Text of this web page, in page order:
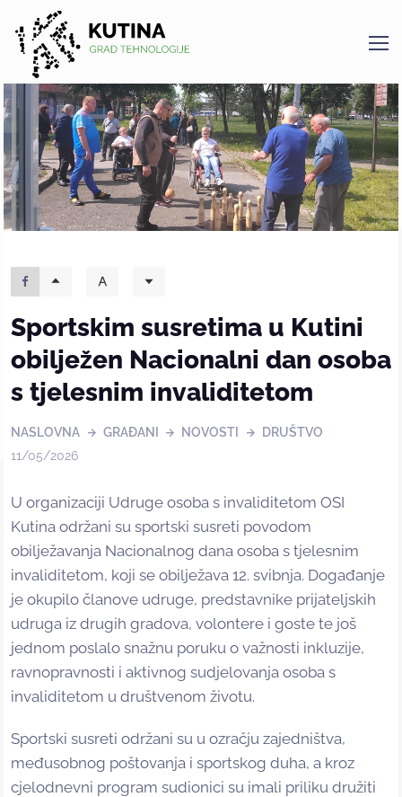
Kutina
Sportskim susretima u Kutini
obilježen Nacionalni dan osoba
s tjelesnim invaliditetom
NASLOVNA GRAĐANI NOVOSTI
DRUŠTVO
11/05/2026
U organizaciji Udruge osoba s invaliditetom OSI
Kutina održani su sportski susreti povodom
obilježavanja Nacionalnog dana osoba s tjelesnim
invaliditetom, koji se obilježava 12. svibnja. Događanje
je okupilo članove udruge, predstavnike prijateljskih
udruga iz drugih gradova, volontere i goste te još
jednom poslalo snažnu poruku o važnosti inkluzije,
ravnopravnosti i aktivnog sudjelovanja osoba s
invaliditetom u društvenom životu.
Sportski susreti održani su u ozračju zajedništva,
međusobnog poštovanja i sportskog duha, a kroz
cjelodnevni program sudionici su imali priliku družiti